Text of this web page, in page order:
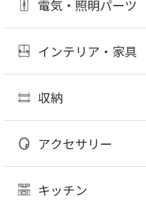
電気・照明パーツ
インテリア・家具
収納
アクセサリー
キッチン